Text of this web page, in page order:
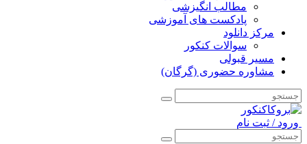
مطالب انگیزشی
پادکست های آموزشی
مرکز دانلود
سوالات کنکور
مسیر قبولی
مشاوره حضوری (گرگان)
ورود / ثبت نام